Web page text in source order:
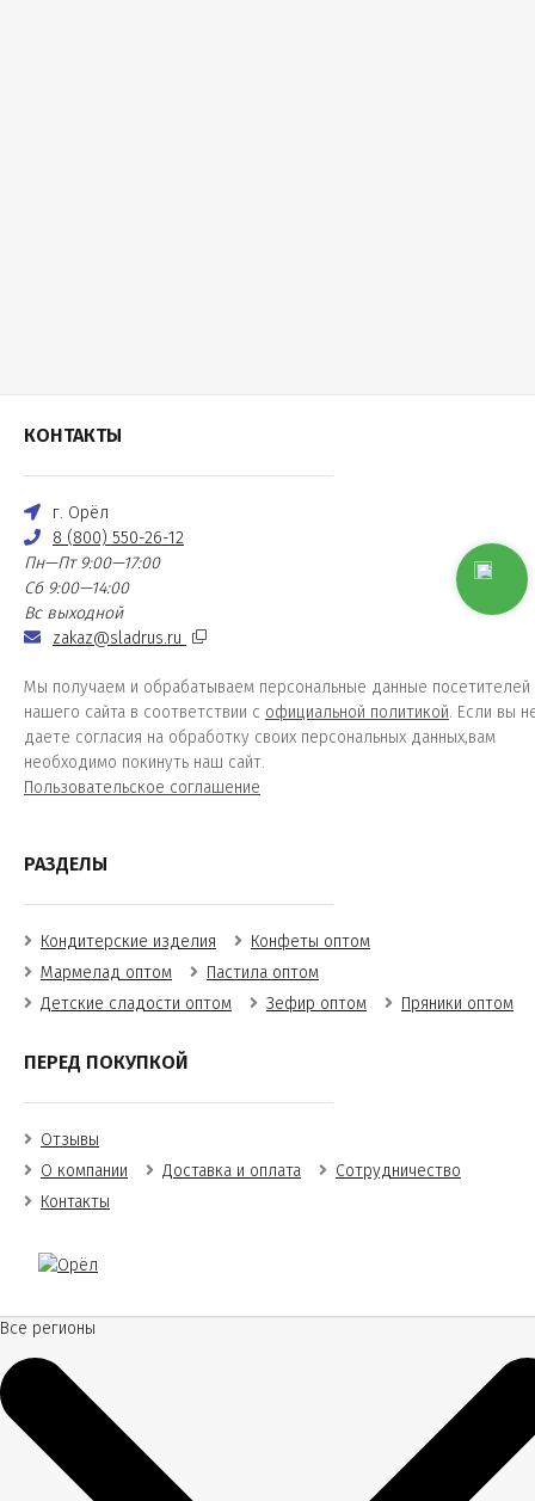
КОНТАКТЫ
г. Орёл
8 (800) 550-26-12
Пн—Пт 9:00—17:00
Сб 9:00—14:00
Вс выходной
zakaz@sladrus.ru
Мы получаем и обрабатываем персональные данные посетителей
нашего сайта в соответствии с официальной политикой. Если вы
даете согласия на обработку своих персональных данных,вам
необходимо покинуть наш сайт.
Пользовательское соглашение
РАЗДЕЛЫ
Кондитерские изделия
Конфеты оптом
Мармелад оптом
Пастила оптом
Детские сладости оптом
Зефир оптом Пряники оптом
ПЕРЕД ПОКУПКОЙ
Отзывы
О компании
Доставка и оплата
Сотрудничество
Контакты
Все регионы